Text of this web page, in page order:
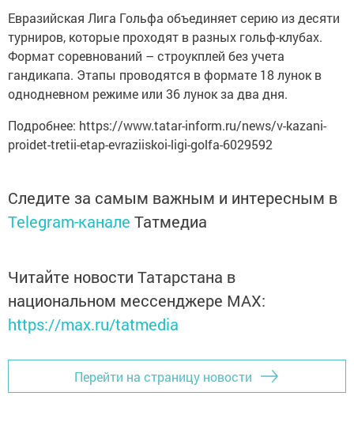
Евразийская Лига Гольфа объединяет серию из десяти
турниров, которые проходят в разных гольф-клубах.
Формат соревнований – строукплей без учета
гандикапа. Этапы проводятся в формате 18 лунок в
однодневном режиме или 36 лунок за два дня.
Подробнее: https://www.tatar-inform.ru/news/v-kazani-
proidet-tretii-etap-evraziiskoi-ligi-golfa-6029592
Следите за самым важным и интересным в
Telegram-канале Татмедиа
Читайте новости Татарстана в
национальном мессенджере MАХ:
https://max.ru/tatmedia
Перейти на страницу новости